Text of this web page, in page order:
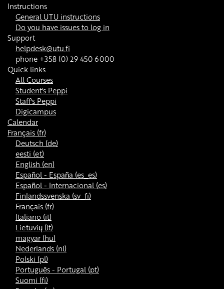
Instructions
General UTU instructions
Do you have issues to log in
Support
helpdesk@utu.fi
phone +358 (0) 29 450 6000
Quick links
All Courses
Student's Peppi
Staff's Peppi
Digicampus
Calendar
Français ‎(fr)‎
Deutsch ‎(de)‎
eesti ‎(et)‎
English ‎(en)‎
Español - España ‎(es_es)‎
Español - Internacional ‎(es)‎
Finlandssvenska ‎(sv_fi)‎
Français ‎(fr)‎
Italiano ‎(it)‎
Lietuvių ‎(lt)‎
magyar ‎(hu)‎
Nederlands ‎(nl)‎
Polski ‎(pl)‎
Português - Portugal ‎(pt)‎
Suomi ‎(fi)‎